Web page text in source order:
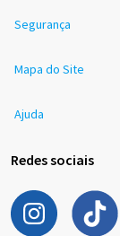
Segurança
Mapa do Site
Ajuda
Redes sociais